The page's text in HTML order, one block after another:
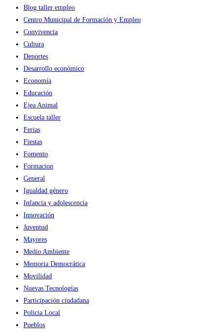
Blog taller empleo
Centro Municipal de Formación y Empleo
Convivencia
Cultura
Deportes
Desarrollo económico
Economía
Educación
Ejea Animal
Escuela taller
Ferias
Fiestas
Fomento
Formacion
General
Igualdad género
Infancia y adolescencia
Innovación
Juventud
Mayores
Medio Ambiente
Memoria Democrática
Movilidad
Nuevas Tecnologías
Participación ciudadana
Policia Local
Pueblos